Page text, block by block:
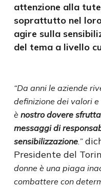
attenzione alla
soprattutto nel
agire sulla
del tema a livello
“Da anni le aziende
definizione dei valori
è nostro dovere
messaggi di
sensibilizzazione.”
Presidente del
donne è una piaga
combattere con